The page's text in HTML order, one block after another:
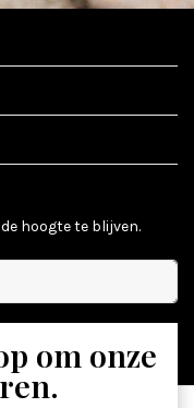
hoogte te blijven.
om onze